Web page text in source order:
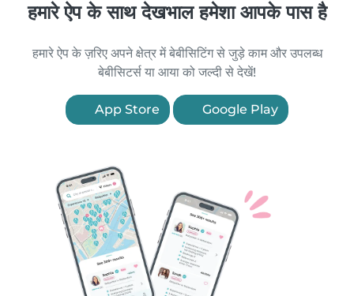
हमारे ऐप के साथ देखभाल हमेशा आपके पास है
हमारे ऐप के ज़रिए अपने क्षेत्र में बेबीसिटिंग से जुड़े काम और उपलब्ध
बेबीसिटर्स या आया को जल्दी से देखें!
App Store Google Play